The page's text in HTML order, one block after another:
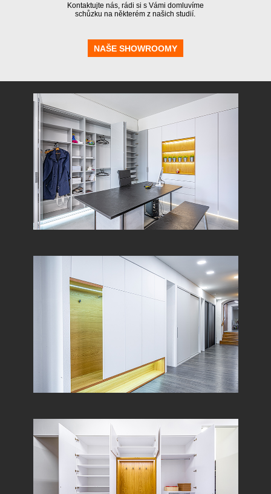
Kontaktujte nás, rádi si s Vámi domluvíme
schůzku na některém z našich studií.
NAŠE SHOWROOMY